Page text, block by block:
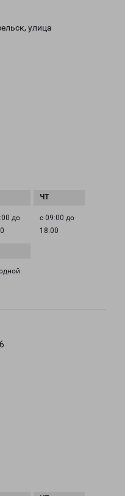
улица
до
с 09:00 до
18:00